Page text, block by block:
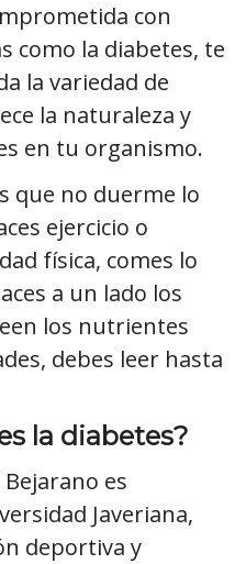
con
como la diabetes, te
la variedad de
la naturaleza y
en tu organismo.
que no duerme lo
ejercicio o
física, comes lo
a un lado los
los nutrientes
debes leer hasta
la diabetes?
es
Javeriana,
deportiva y